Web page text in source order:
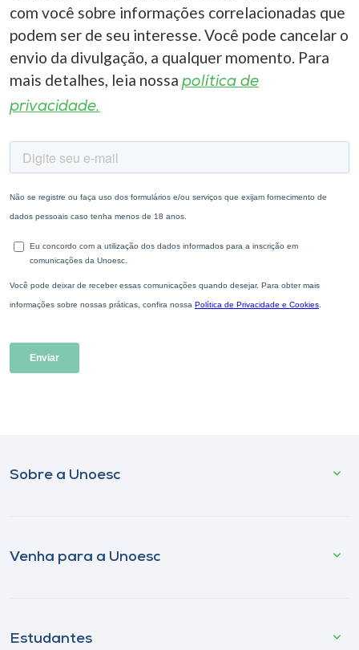
com você sobre informações correlacionadas que
podem ser de seu interesse. Você pode cancelar o
envio da divulgação, a qualquer momento. Para
mais detalhes, leia nossa política de
privacidade.
Sobre a Unoesc
Venha para a Unoesc
Estudantes